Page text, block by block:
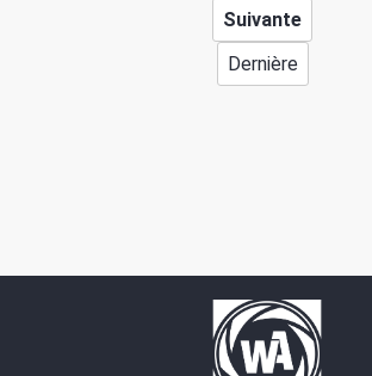
Suivante
Dernière